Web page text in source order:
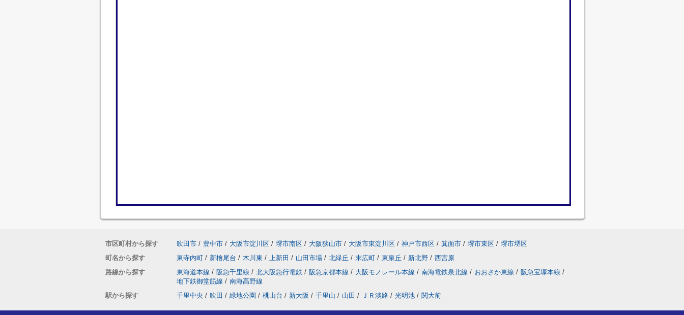
市区町村から探す 吹田市 / 豊中市 / 大阪市淀川区 / 堺市南区 / 大阪狭山市 / 大阪市東淀川区 / 神戸市西区 / 箕面市 / 堺市東区 / 堺市堺区
町名から探す
東寺内町 / 新檜尾台 / 木川東 / 上新田 / 山田市場 / 北緑丘 / 末広町 / 東泉丘 / 新北野 / 西宮原
路線から探す
東海道本線 / 阪急千里線 / 北大阪急行電鉄 / 阪急京都本線 / 大阪モノレール本線 / 南海電鉄泉北線 / おおさか東線 / 阪急宝塚本線 /
地下鉄御堂筋線 / 南海高野線
駅から探す
千里中央 / 吹田 / 緑地公園 / 桃山台 / 新大阪 / 千里山 / 山田 / ＪＲ淡路 / 光明池 / 関大前